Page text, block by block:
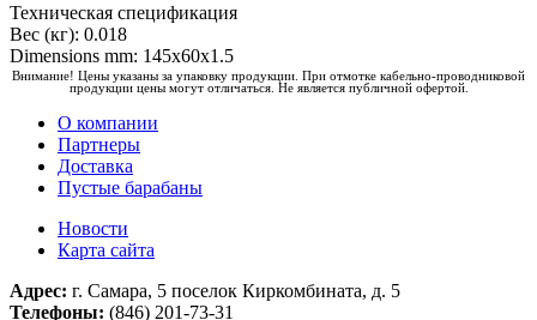
Техническая спецификация
Вес (кг): 0.018
Dimensions mm: 145x60x1.5
Внимание! Цены указаны за упаковку продукции. При отмотке кабельно-проводниковой
продукции цены могут отличаться. Не является публичной офертой.
О компании
Партнеры
Доставка
Пустые барабаны
Новости
Карта сайта
Адрес: г. Самара, 5 поселок Киркомбината, д. 5
Телефоны: (846) 201-73-31